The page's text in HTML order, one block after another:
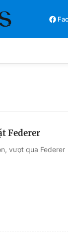
Federer
vượt qua Federer